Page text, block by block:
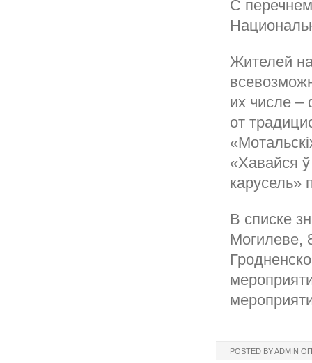
С
Жителей
их числе –
от
«Хавайся
карусель»
В списке
Могилеве,
POSTED BYADMIN